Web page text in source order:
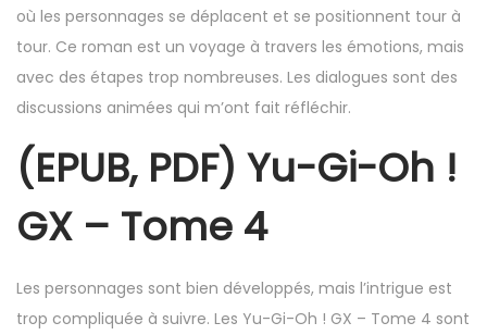
où les personnages se déplacent et se positionnent tour à
tour. Ce roman est un voyage à travers les émotions, mais
avec des étapes trop nombreuses. Les dialogues sont des
discussions animées qui m’ont fait réfléchir.
(EPUB, PDF) Yu-Gi-Oh !
GX – Tome 4
Les personnages sont bien développés, mais l’intrigue est
trop compliquée à suivre. Les Yu-Gi-Oh ! GX – Tome 4 sont